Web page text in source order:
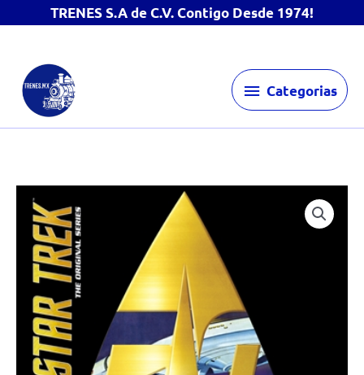
TRENES S.A de C.V. Contigo Desde 1974!
contenido
Categorias
Categorias